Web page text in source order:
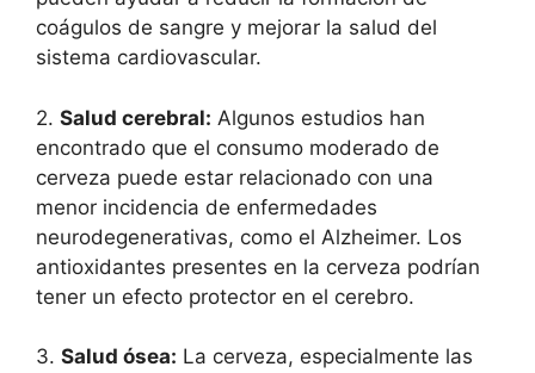
coágulos de sangre y mejorar la salud del
sistema cardiovascular.
2. Salud cerebral: Algunos estudios han
encontrado que el consumo moderado de
cerveza puede estar relacionado con una
menor incidencia de enfermedades
neurodegenerativas, como el Alzheimer. Los
antioxidantes presentes en la cerveza podrían
tener un efecto protector en el cerebro.
3. Salud ósea: La cerveza, especialmente las